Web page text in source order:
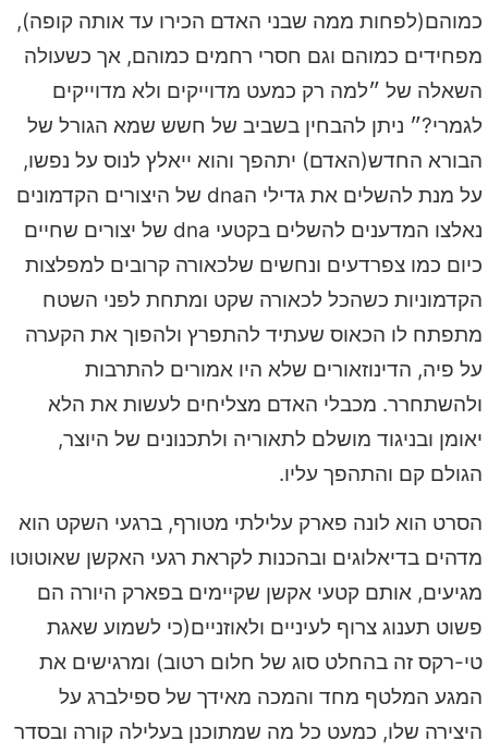
כמוהם(לפחות ממה שבני האדם הכירו עד אותה קופה),
מפחידים כמוהם וגם חסרי רחמים כמוהם, אך כשעולה
השאלה של ״למה רק כמעט מדוייקים ולא מדוייקים
לגמרי?״ ניתן להבחין בשביב של חשש שמא הגורל של
הבורא החדש(האדם) יתהפך והוא ייאלץ לנוס על נפשו,
על מנת להשלים את גדילי הdna של היצורים הקדמונים
נאלצו המדענים להשלים בקטעי dna של יצורים שחיים
כיום כמו צפרדעים ונחשים שלכאורה קרובים למפלצות
הקדמוניות כשהכל לכאורה שקט ומתחת לפני השטח
מתפתח לו הכאוס שעתיד להתפרץ ולהפוך את הקערה
על פיה, הדינוזאורים שלא היו אמורים להתרבות
ולהשתחרר. מכבלי האדם מצליחים לעשות את הלא
יאומן ובניגוד מושלם לתאוריה ולתכנונים של היוצר,
הגולם קם והתהפך עליו.
הסרט הוא לונה פארק עלילתי מטורף, ברגעי השקט הוא
מדהים בדיאלוגים ובהכנות לקראת רגעי האקשן שאוטוטו
מגיעים, אותם קטעי אקשן שקיימים בפארק היורה הם
פשוט תענוג צרוף לעיניים ולאוזניים(כי לשמוע שאגת
טי-רקס זה בהחלט סוג של חלום רטוב) ומרגישים את
המגע המלטף מחד והמכה מאידך של ספילברג על
היצירה שלו, כמעט כל מה שמתוכנן בעלילה קורה ובסדר